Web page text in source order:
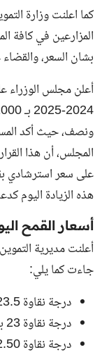
كما اعلنت وزارة
المزارعين في كافة
بشان السعر،
أعلن مجلس الوزراء
ونصف، حيث أكد
المجلس، أن هذا
هذه الزيادة اليوم
أسعار القمح
جاءت كما يلي:
درجة نقاوة 23.5 بـ 2000 جنيه.
درجة نقاوة 23 بـ 1950 جنيها.
درجة نقاوة 22.50 بـ 1900 جنيه.